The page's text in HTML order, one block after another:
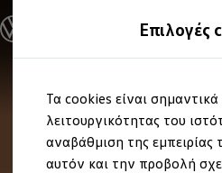
Επιλογές
Τα cookies είναι
λειτουργικότητας του
αναβάθμιση της
αυτόν και την προβολή
στο
περιεχόμενο
στο
footer
Ανακαλύψτε τα Μοντέλα
Διαμορφώστε το
Επαγγελματικά
Ηλεκτρικά & eHybrid
Ηλεκτρικά μοντέλα
ID.3 Neo
Νέο ID. Polo
ID.4